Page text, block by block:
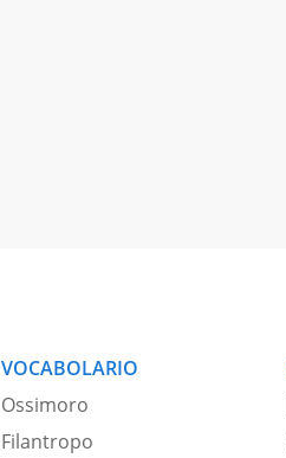
VOCABOLARIO
Ossimoro
Filantropo